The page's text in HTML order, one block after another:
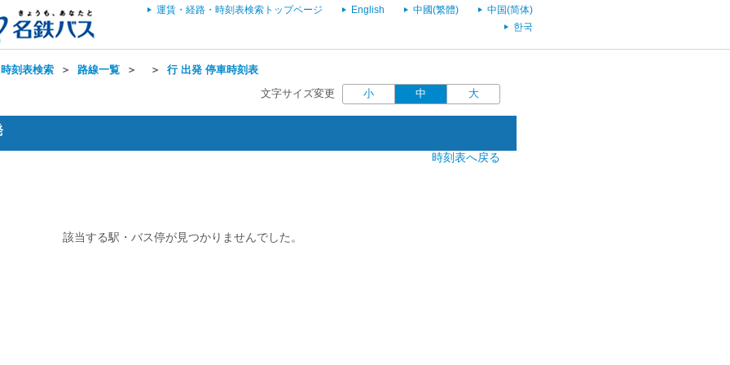
運賃・経路・時刻表検索トップページ English 中國(繁體)
中国(简体)
한국
刻表検索 ＞ 路線一覧 ＞ ＞ 行 出発 停車時刻表
文字サイズ変更 小 中 大
時刻表へ戻る
該当する駅・バス停が見つかりませんでした。